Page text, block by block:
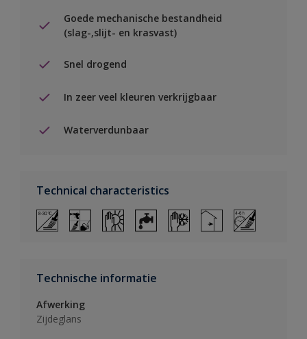
Goede mechanische bestandheid
(slag-,slijt- en krasvast)
Snel drogend
In zeer veel kleuren verkrijgbaar
Waterverdunbaar
Technical characteristics
Technische informatie
Afwerking
Zijdeglans